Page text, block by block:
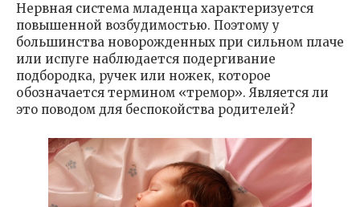
Нервная система младенца характеризуется
повышенной возбудимостью. Поэтому у
большинства новорожденных при сильном плаче
или испуге наблюдается подергивание
подбородка, ручек или ножек, которое
обозначается термином «тремор». Является ли
это поводом для беспокойства родителей?